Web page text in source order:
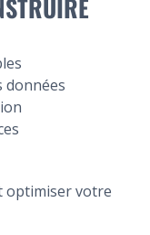
données
optimiser votre